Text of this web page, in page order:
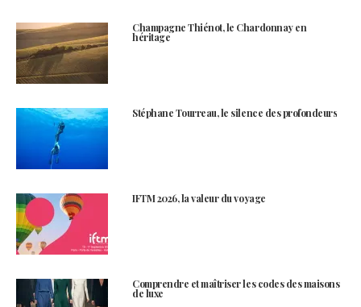
Champagne Thiénot, le Chardonnay en
héritage
Stéphane Tourreau, le silence des profondeurs
IFTM 2026, la valeur du voyage
Comprendre et maîtriser les codes des maisons
de luxe